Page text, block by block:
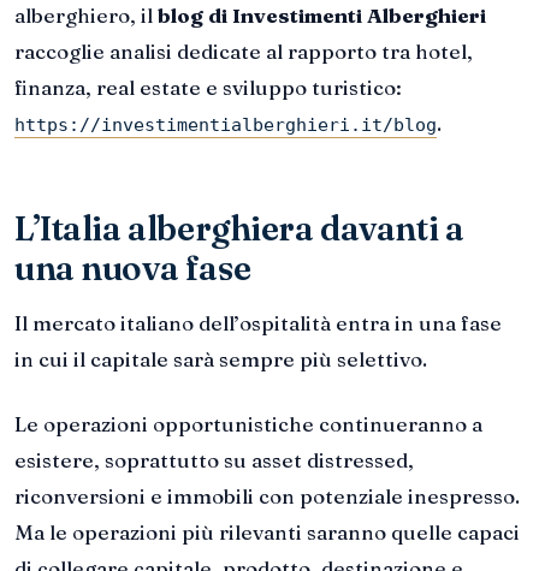
alberghiero, il blog di Investimenti Alberghieri
raccoglie analisi dedicate al rapporto tra hotel,
finanza, real estate e sviluppo turistico:
https://investimentialberghieri.it/blog.
L’Italia alberghiera davanti a
una nuova fase
Il mercato italiano dell’ospitalità entra in una fase
in cui il capitale sarà sempre più selettivo.
Le operazioni opportunistiche continueranno a
esistere, soprattutto su asset distressed,
riconversioni e immobili con potenziale inespresso.
Ma le operazioni più rilevanti saranno quelle capaci